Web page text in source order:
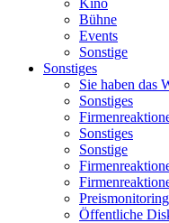
Kino
Bühne
Events
Sonstige
Sonstiges
Sie haben das
Sonstiges
Sonstiges
Sonstige
Preismonitoring
Öffentliche